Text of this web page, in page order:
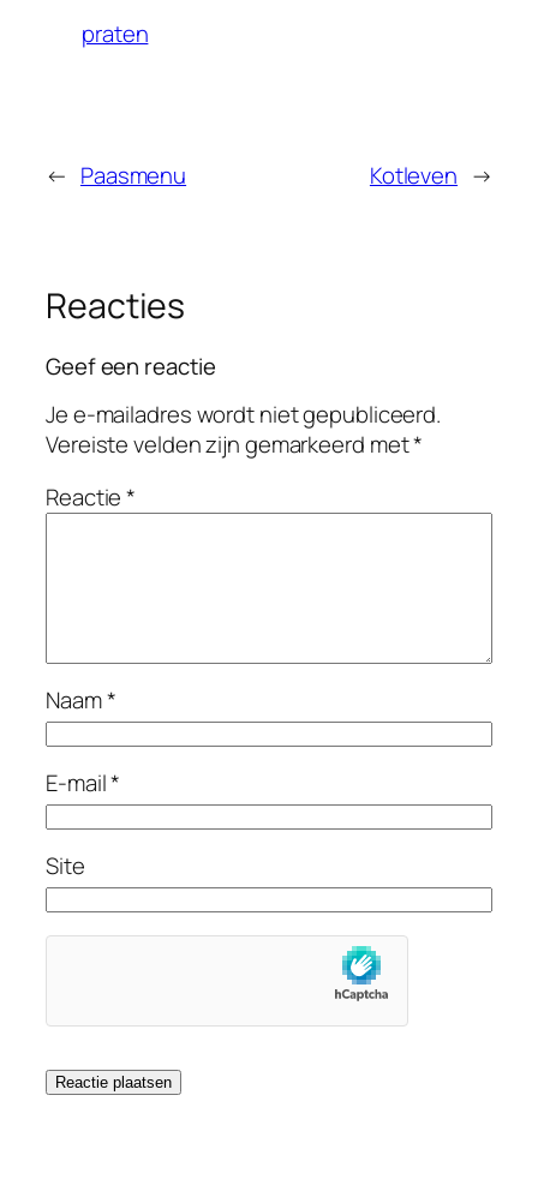
praten
← Paasmenu Kotleven →
Reacties
Geef een reactie
Je e-mailadres wordt niet gepubliceerd.
Vereiste velden zijn gemarkeerd met*
Reactie*
Naam*
E-mail*
Site